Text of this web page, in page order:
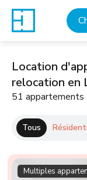
Location
relocation en
51 appartements
Tous
Multiples